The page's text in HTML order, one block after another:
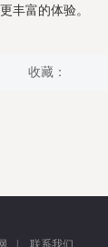
丰富的体验。
收藏：
联系我们